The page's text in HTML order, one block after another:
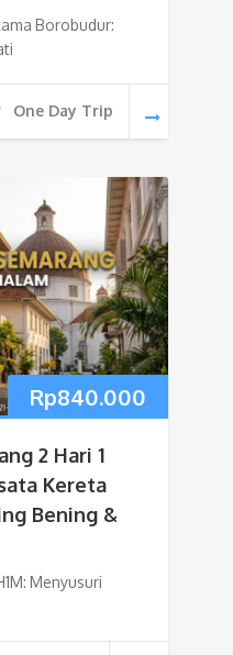
Borobudur:
One Day Trip
Rp840.000
2 Hari 1
Kereta
Bening &
Menyusuri